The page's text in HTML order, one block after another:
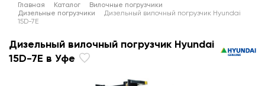
Главная Каталог
Вилочные погрузчики
Дизельные погрузчики
Дизельный вилочный погрузчик Hyundai
15D-7E
Дизельный вилочный погрузчик Hyundai
15D-7E в Уфе